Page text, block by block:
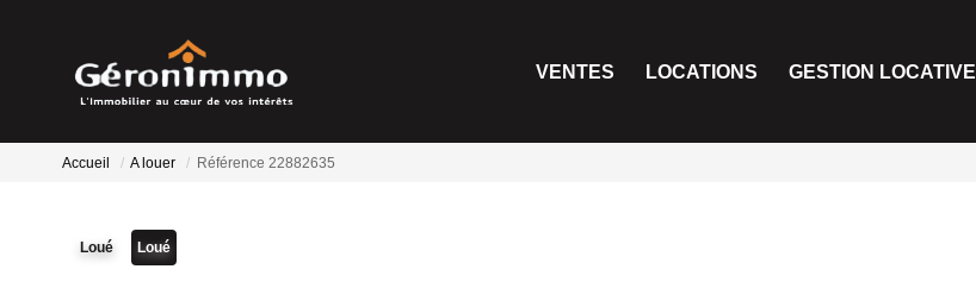
VENTES LOCATIONS GESTION LOCATIVE
Accueil A louer Référence 22882635
Loué Loué